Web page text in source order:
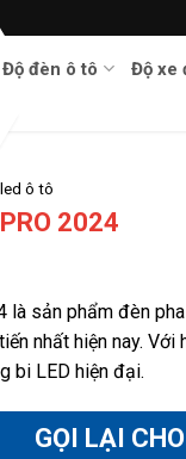
Độ đèn ô tô Độ xe
ô tô
2024
là sản phẩm đèn
nhất hiện nay.
bi LED hiện đại.
GỌI LẠI